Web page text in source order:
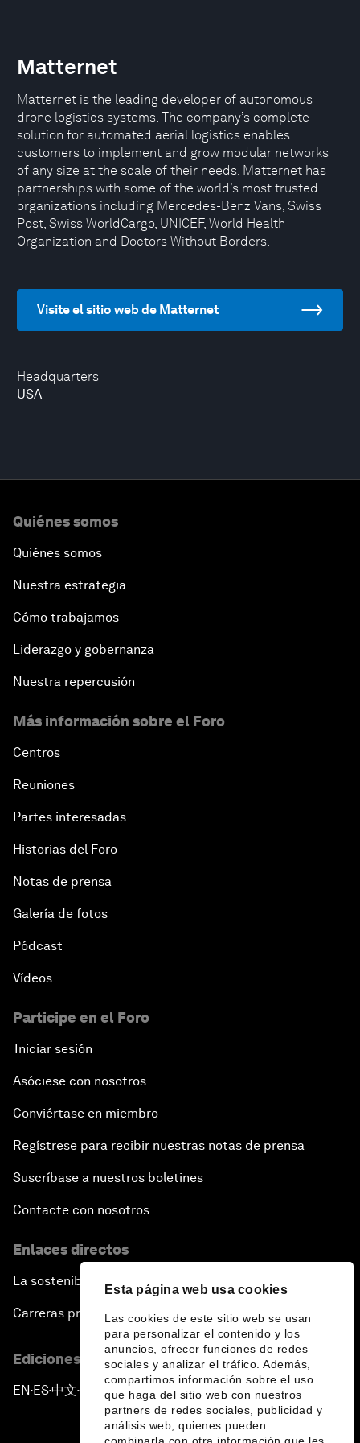
Esta página web usa cookies
Las cookies de este sitio web se usan
para personalizar el contenido y los
anuncios, ofrecer funciones de redes
sociales y analizar el tráfico. Además,
compartimos información sobre el uso
que haga del sitio web con nuestros
partners de redes sociales, publicidad y
análisis web, quienes pueden
Headquarters
USA
Matternet
Matternet is the leading developer of autonomous
drone logistics systems. The company’s complete
solution for automated aerial logistics enables
customers to implement and grow modular networks
of any size at the scale of their needs. Matternet has
partnerships with some of the world’s most trusted
organizations including Mercedes-Benz Vans, Swiss
Post, Swiss WorldCargo, UNICEF, World Health
Organization and Doctors Without Borders.
Visite el sitio web de Matternet
Quiénes somos
Quiénes somos
Nuestra estrategia
Cómo trabajamos
Liderazgo y gobernanza
Nuestra repercusión
Más información sobre el Foro
Centros
Reuniones
Partes interesadas
Historias del Foro
Notas de prensa
Galería de fotos
Pódcast
Vídeos
Participe en el Foro
Iniciar sesión
Asóciese con nosotros
Conviértase en miembro
Regístrese para recibir nuestras notas de prensa
Suscríbase a nuestros boletines
Contacte con nosotros
Enlaces directos
La sostenibilidad en el Foro
Carreras profesionales
Ediciones en otros idiomas
EN ▪ES▪中文▪ 日本語